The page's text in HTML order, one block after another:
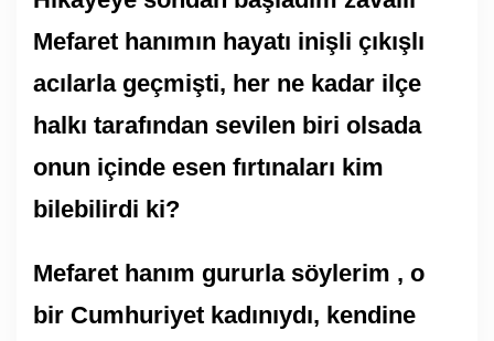
Mefaret hanımın hayatı inişli çıkışlı
acılarla geçmişti, her ne kadar ilçe
halkı tarafından sevilen biri olsada
onun içinde esen fırtınaları kim
bilebilirdi ki?
Mefaret hanım gururla söylerim , o
bir Cumhuriyet kadınıydı, kendine